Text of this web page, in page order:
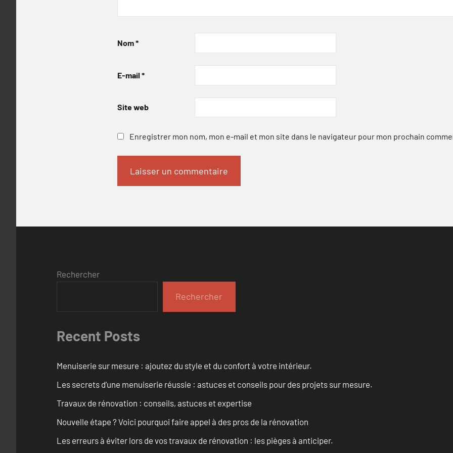
Nom*
E-mail *
Site web
Enregistrer mon nom, mon e-mail et mon site dans le navigateur pour mon prochain
Rechercher
Rechercher
Recent Posts
Menuiserie sur mesure : ajoutez du style et du confort à votre intérieur.
Les secrets d’une menuiserie réussie : astuces et conseils pour des projets sur mesure.
Travaux de rénovation : conseils, astuces et expertise
Nouvelle étape ? Voici pourquoi faire appel à des pros de la rénovation
Les erreurs à éviter lors de vos travaux de rénovation : les pièges à anticiper.